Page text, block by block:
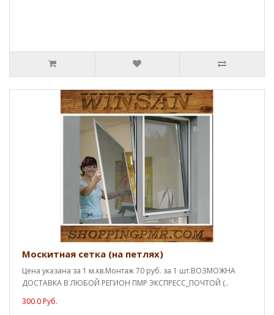
Москитная сетка (на петлях)
Цена указана за 1 м.кв.Монтаж 70 руб. за 1 шт.ВОЗМОЖНА
ДОСТАВКА В ЛЮБОЙ РЕГИОН ПМР ЭКСПРЕСС_ПОЧТОЙ (..
300.0 Руб.